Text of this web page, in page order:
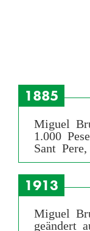
1885
Miguel
1.000
Sant
1913
Miguel
geändert